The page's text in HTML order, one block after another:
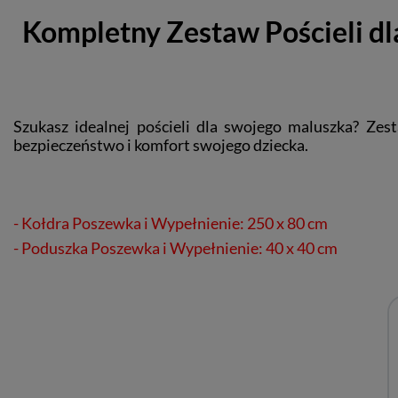
Kompletny Zestaw Pościeli
Szukasz idealnej pościeli dla swojego maluszka?
bezpieczeństwo i komfort swojego dziecka.
- Kołdra Poszewka i Wypełnienie: 250 x 80 cm
- Poduszka Poszewka i Wypełnienie: 40 x 40 cm